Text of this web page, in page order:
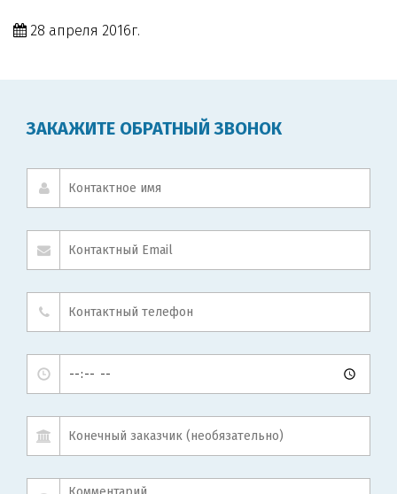
28 апреля 2016г.
ЗАКАЖИТЕ ОБРАТНЫЙ ЗВОНОК